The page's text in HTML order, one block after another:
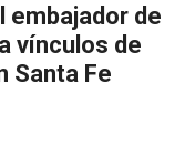
embajador de
vínculos de
Santa Fe